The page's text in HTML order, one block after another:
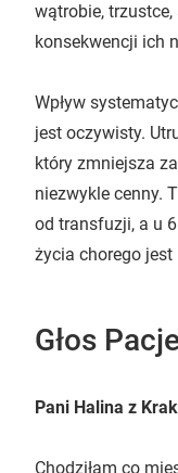
wątrobie,
konsekwencji ich
Wpływ
jest oczywisty.
który zmniejsza
niezwykle cenny.
od transfuzji, a u
życia chorego jest
Głos
Pani Halina z
Chodziłam co